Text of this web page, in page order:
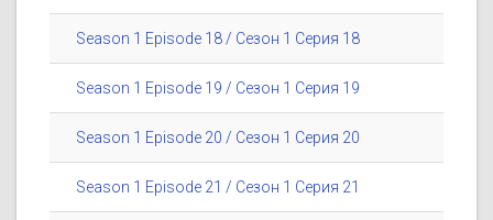
Season 1 Episode 18 / Сезон 1 Серия 18
Season 1 Episode 19 / Сезон 1 Серия 19
Season 1 Episode 20 / Сезон 1 Серия 20
Season 1 Episode 21 / Сезон 1 Серия 21